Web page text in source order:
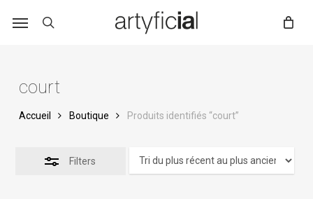
court
Accueil Boutique Produits identifiés “court”
Filters